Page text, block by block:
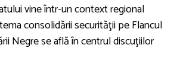
vine într-un context regional
consolidării securităţii pe Flancul
Negre se află în centrul discuţiilor